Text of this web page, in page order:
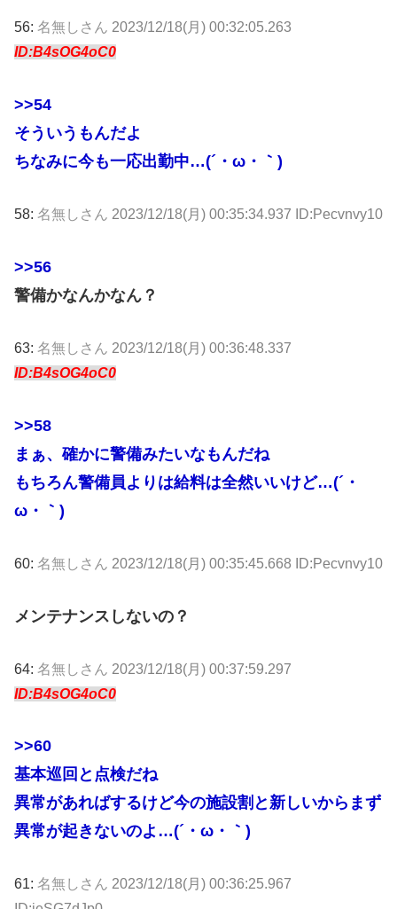
56: 名無しさん 2023/12/18(月) 00:32:05.263
ID:B4sOG4oC0
>>54
そういうもんだよ
ちなみに今も一応出勤中…(´・ω・｀)
58: 名無しさん 2023/12/18(月) 00:35:34.937 ID:Pecvnvy10
>>56
警備かなんかなん？
63: 名無しさん 2023/12/18(月) 00:36:48.337
ID:B4sOG4oC0
>>58
まぁ、確かに警備みたいなもんだね
もちろん警備員よりは給料は全然いいけど…(´・
ω・｀)
60: 名無しさん 2023/12/18(月) 00:35:45.668 ID:Pecvnvy10
メンテナンスしないの？
64: 名無しさん 2023/12/18(月) 00:37:59.297
ID:B4sOG4oC0
>>60
基本巡回と点検だね
異常があればするけど今の施設割と新しいからまず
異常が起きないのよ…(´・ω・｀)
61: 名無しさん 2023/12/18(月) 00:36:25.967